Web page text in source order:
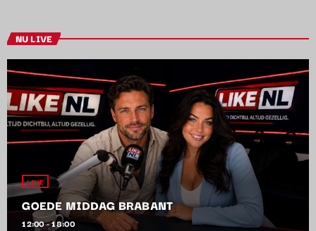
NU LIVE
LIVE
GOEDE MIDDAG BRABANT
12:00 - 18:00